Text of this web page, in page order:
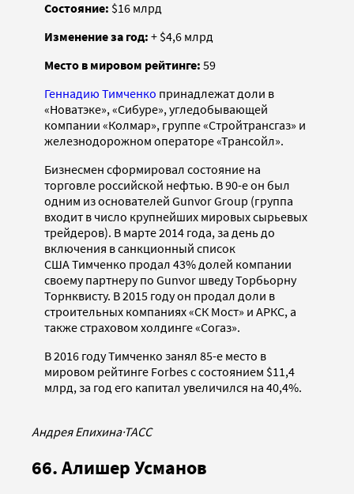
Состояние: $16 млрд
Изменение за год: + $4,6 млрд
Место в мировом рейтинге: 59
Геннадию Тимченко принадлежат доли в
«Новатэке», «Сибуре», угледобывающей
компании «Колмар», группе «Стройтрансгаз» и
железнодорожном операторе «Трансойл».
Бизнесмен сформировал состояние на
торговле российской нефтью. В 90-е он был
одним из основателей Gunvor Group (группа
входит в число крупнейших мировых сырьевых
трейдеров). В марте 2014 года, за день до
включения в санкционный список
США Тимченко продал 43% долей компании
своему партнеру по Gunvor шведу Торбьорну
Торнквисту. В 2015 году он продал доли в
строительных компаниях «СК Мост» и АРКС, а
также страховом холдинге «Согаз».
В 2016 году Тимченко занял 85-е место в
мировом рейтинге Forbes с состоянием $11,4
млрд, за год его капитал увеличился на 40,4%.
Андрея Епихина·ТАСС
66. Алишер Усманов